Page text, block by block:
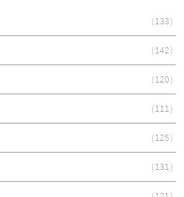
133
142
120
111
125
131